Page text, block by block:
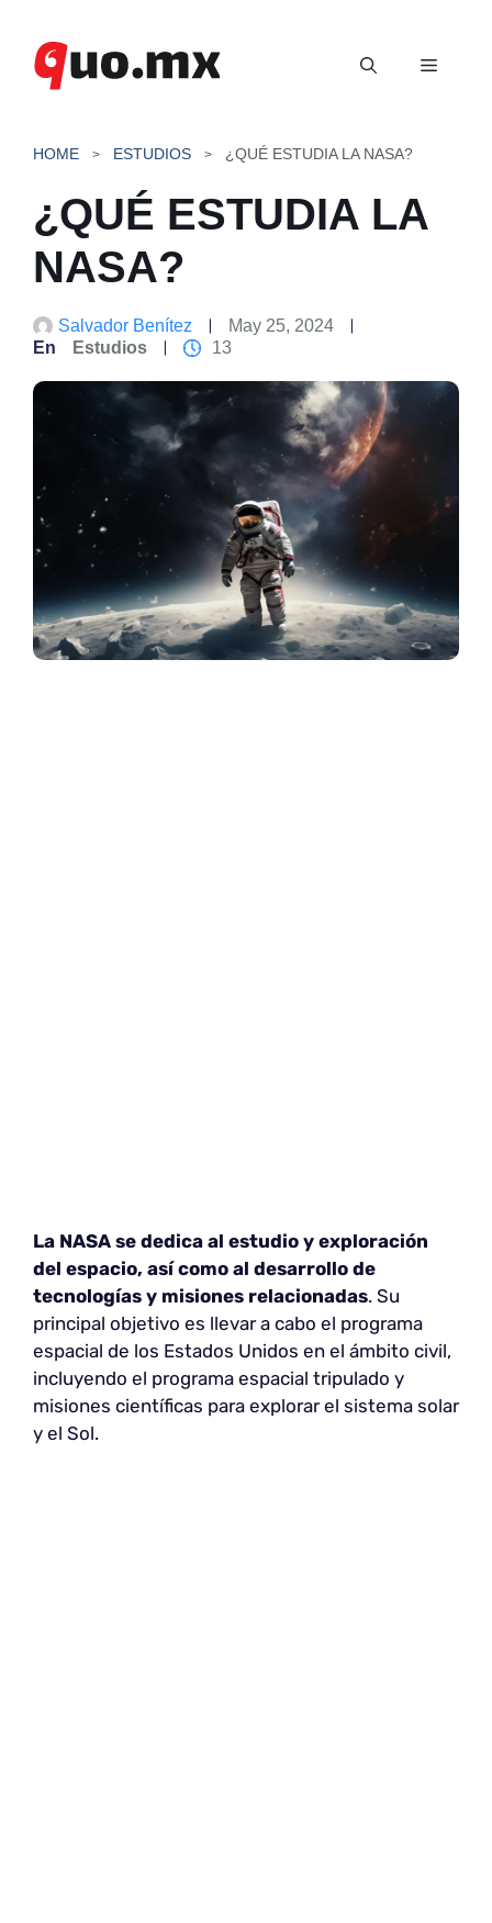
contenido
Menú
HOME ESTUDIOS ¿QUÉ ESTUDIA LA NASA?
¿QUÉ ESTUDIA LA
NASA?
Salvador Benítez
May 25, 2024
En
Estudios 13
La NASA se dedica al estudio y exploración
del espacio, así como al desarrollo de
tecnologías y misiones relacionadas. Su
principal objetivo es llevar a cabo el programa
espacial de los Estados Unidos en el ámbito civil,
incluyendo el programa espacial tripulado y
misiones científicas para explorar el sistema solar
y el Sol.